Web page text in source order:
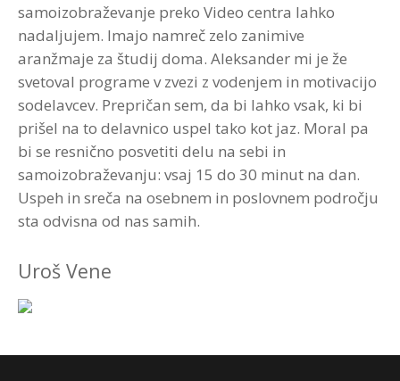
samoizobraževanje preko Video centra lahko
nadaljujem. Imajo namreč zelo zanimive
aranžmaje za študij doma. Aleksander mi je že
svetoval programe v zvezi z vodenjem in motivacijo
sodelavcev. Prepričan sem, da bi lahko vsak, ki bi
prišel na to delavnico uspel tako kot jaz. Moral pa
bi se resnično posvetiti delu na sebi in
samoizobraževanju: vsaj 15 do 30 minut na dan.
Uspeh in sreča na osebnem in poslovnem področju
sta odvisna od nas samih.
Uroš Vene